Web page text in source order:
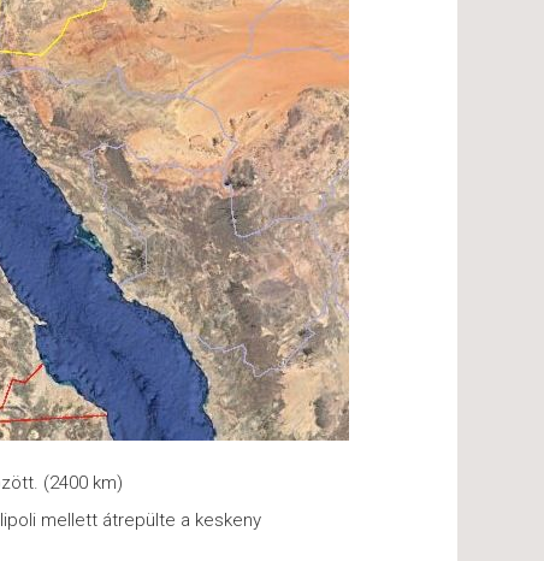
(2400 km)
mellett átrepülte a keskeny